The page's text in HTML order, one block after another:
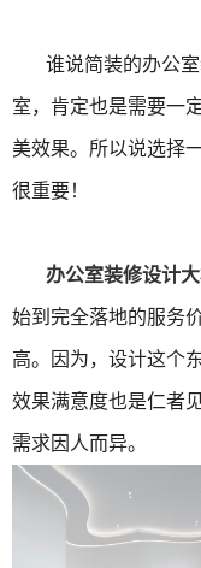
谁说简装的办公
室，肯定也是需要一
美效果。所以说选择
很重要！
办公室装修设计大
始到完全落地的服务
高。因为，设计这个
效果满意度也是仁者
需求因人而异。